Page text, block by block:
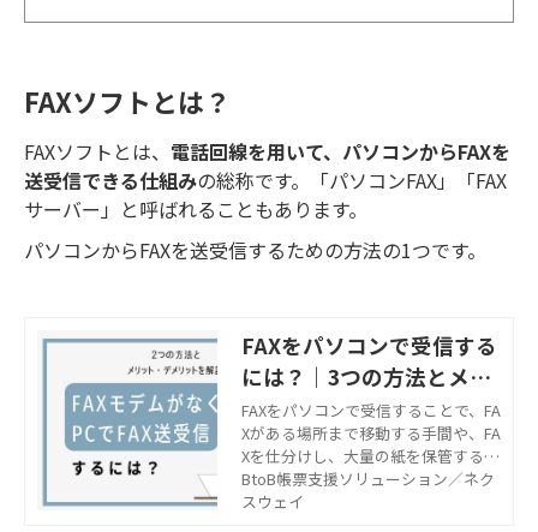
FAXソフトとは？
FAXソフトとは、 電話回線を用いて、パソコンからFAXを
送受信できる仕組みの総称です。「パソコンFAX」「FAX
サーバー」と呼ばれることもあります。
パソコンからFAXを送受信するための方法の1つです。
FAXをパソコンで受信する
には？｜3つの方法とメリ
ット・デメリットを解説
FAXをパソコンで受信することで、FA
Xがある場所まで移動する手間や、FA
Xを仕分けし、大量の紙を保管する労
力を削減できます。この記事ではパ
ソコン上でFAXのデータを受信する方
BtoB帳票支援ソリューション／ネク
スウェイ